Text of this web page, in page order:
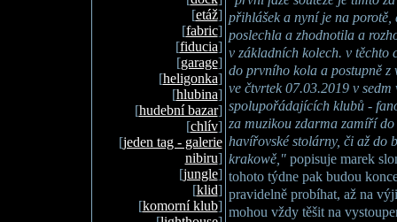
[etáž]
[fabric]
[fiducia]
[garage]
[heligonka]
[hlubina]
[hudební bazar]
[chlív]
[jeden tag - galerie
nibiru]
[jungle]
[klid]
[komorní klub]
přihlášek a nyní je na porotě,
poslechla a zhodnotila a
v základních kolech. v těchto
do prvního kola a postupně z
ve čtvrtek 07.03.2019 v
spolupořádajících klubů -
za muzikou zdarma zamíří
havířovské stolárny, či až do
krakowě,"popisuje marek
tohoto týdne pak budou
pravidelně probíhat, až na
mohou vždy těšit na